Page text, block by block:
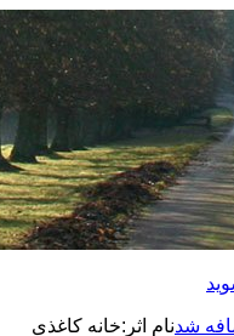
شدنام اثر:خانه کاغذی